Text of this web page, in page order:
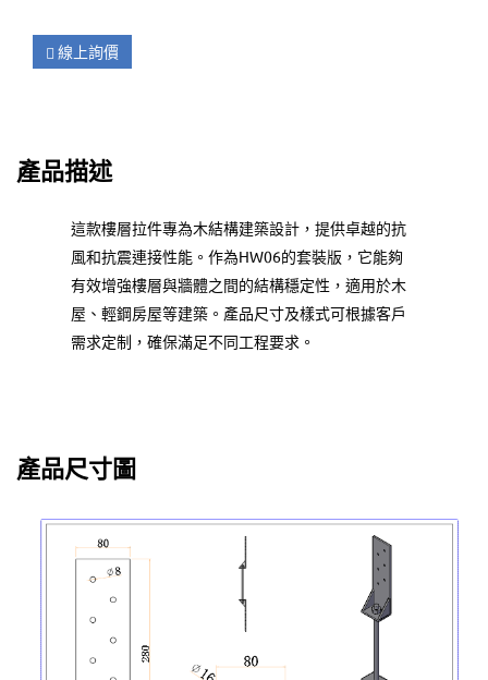
線上詢價
產品描述
這款樓層拉件專為木結構建築設計，提供卓越的抗
風和抗震連接性能。作為HW06的套裝版，它能夠
有效增強樓層與牆體之間的結構穩定性，適用於木
屋、輕鋼房屋等建築。產品尺寸及樣式可根據客戶
需求定制，確保滿足不同工程要求。
產品尺寸圖